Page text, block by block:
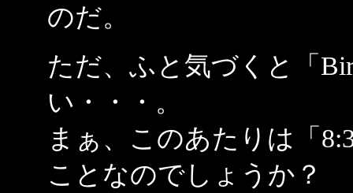
のだ。
ただ、ふと気づくと「
い・・・。
まぁ、このあたりは「
ことなのでしょうか？